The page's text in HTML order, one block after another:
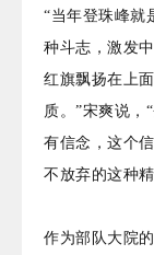
“当年登珠峰就
种斗志，激发
红旗飘扬在上
质。”宋爽说，
有信念，这个
不放弃的这种
作为部队大院